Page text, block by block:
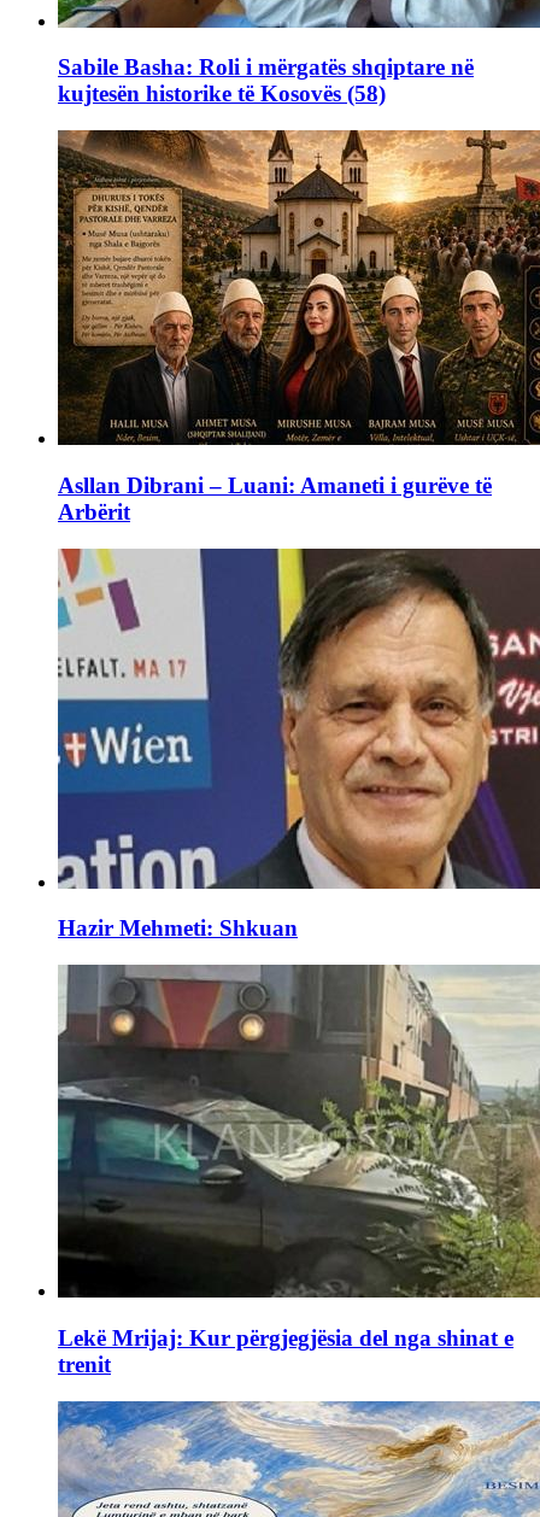
Sabile Basha: Roli i mërgatës shqiptare në
kujtesën historike të Kosovës (58)
Asllan Dibrani – Luani: Amaneti i gurëve të
Arbërit
Hazir Mehmeti: Shkuan
Lekë Mrijaj: Kur përgjegjësia del nga shinat e
trenit